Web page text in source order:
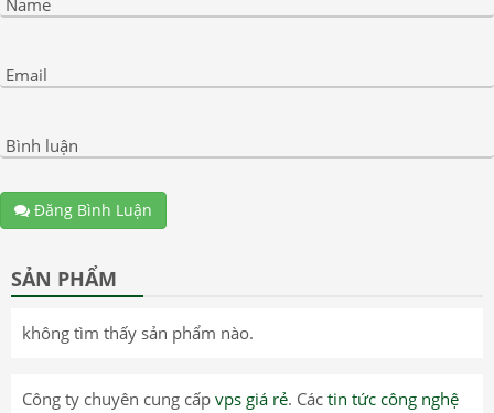
Email
Bình luận
Đăng Bình Luận
SẢN PHẨM
không tìm thấy sản phẩm nào.
Công ty chuyên cung cấp vps giá rẻ. Các tin tức công nghệ